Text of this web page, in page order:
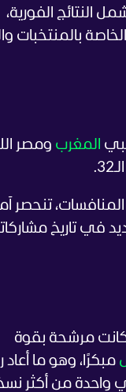
النتائج الفورية،
بالمنتخبات
المغرب ومصر
تنحصر
في تاريخ
كانت مرشحة بقوة
مبكرًا، وهو ما
في واحدة من أكثر